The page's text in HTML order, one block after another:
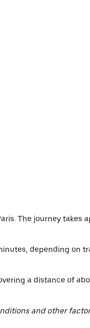
The journey takes
depending on
a distance of
and other